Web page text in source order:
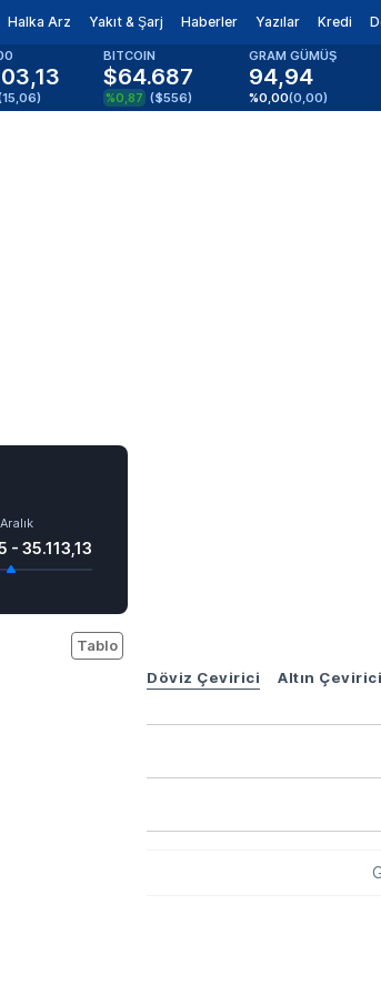
Halka Arz Yakıt & Şarj Haberler Yazılar Kredi
15,06)
BITCOIN
$64.687
%0,87 ($556)
GRAM GÜMÜŞ
94,94
%0,00(0,00)
- 35.113,13
Tablo
Döviz Çevirici Altın Çevirici